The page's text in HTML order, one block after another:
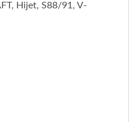
Hijet, S88/91, V-